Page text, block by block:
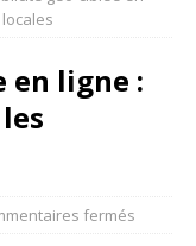
en ligne :
fermés